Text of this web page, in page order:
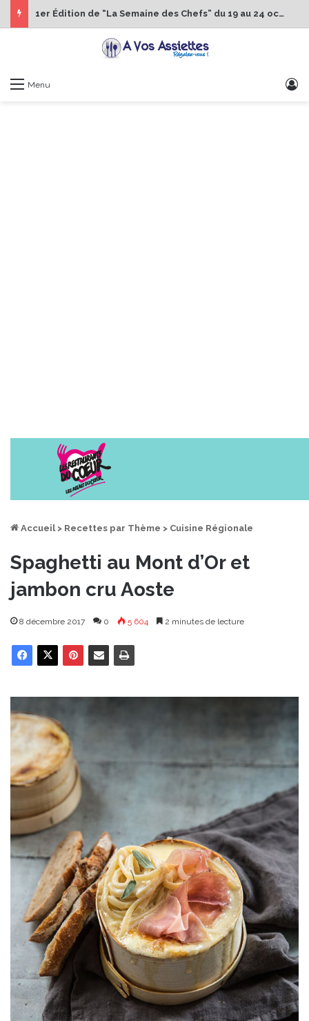
1er Édition de “La Semaine des Chefs” du 19 au 24 octobre 2026
Menu
Accueil > Recettes par Thème > Cuisine Régionale
Spaghetti au Mont d’Or et
jambon cru Aoste
8 décembre 2017 0 5 604 2 minutes de lecture